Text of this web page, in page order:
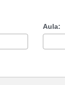
Aula: